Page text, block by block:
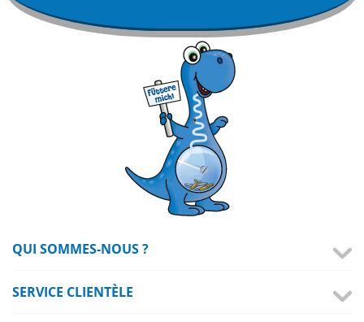
QUI SOMMES-NOUS ?
SERVICE CLIENTÈLE